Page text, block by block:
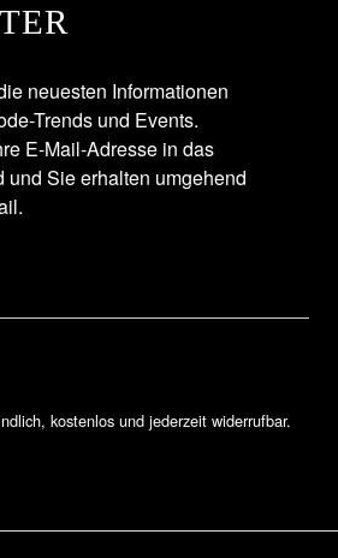
neuesten Informationen
Trends und Events.
E-Mail-Adresse in das
und Sie erhalten umgehend
kostenlos und jederzeit widerrufbar.